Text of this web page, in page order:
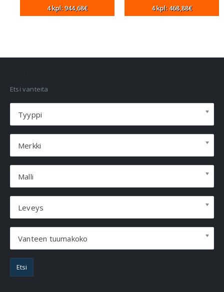
4 kpl: 944,68€ 4 kpl: 468,88€
Etsi vanteita
Tyyppi
Merkki
Malli
Leveys
Vanteen tuumakoko
Etsi